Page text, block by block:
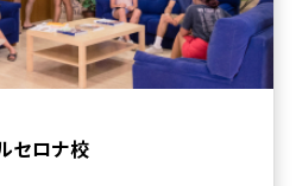
セロナ校